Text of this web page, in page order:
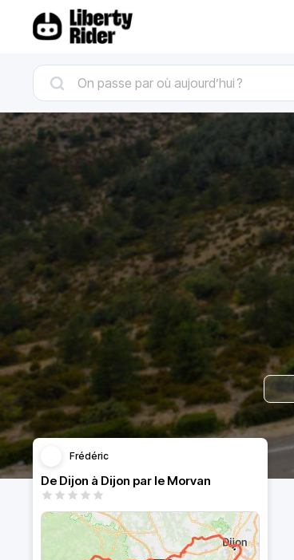
Frédéric
De Dijon à Dijon par le Morvan